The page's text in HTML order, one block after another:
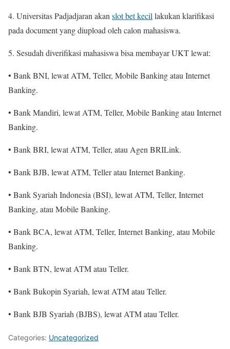
4. Universitas Padjadjaran akanslot bet kecillakukan klarifikasi
pada document yang diupload oleh calon mahasiswa.
5. Sesudah diverifikasi mahasiswa bisa membayar UKT lewat:
• Bank BNI, lewat ATM, Teller, Mobile Banking atau Internet
Banking.
• Bank Mandiri, lewat ATM, Teller, Mobile Banking atau Internet
Banking.
• Bank BRI, lewat ATM, Teller, atau Agen BRILink.
• Bank BJB, lewat ATM, Teller atau Internet Banking.
• Bank Syariah Indonesia (BSI), lewat ATM, Teller, Internet
Banking, atau Mobile Banking.
• Bank BCA, lewat ATM, Teller, Internet Banking, atau Mobile
Banking.
• Bank BTN, lewat ATM atau Teller.
• Bank Bukopin Syariah, lewat ATM atau Teller.
• Bank BJB Syariah (BJBS), lewat ATM atau Teller.
Categories: Uncategorized